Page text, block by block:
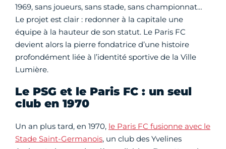
1969, sans joueurs, sans stade, sans championnat…
Le projet est clair : redonner à la capitale une
équipe à la hauteur de son statut. Le Paris FC
devient alors la pierre fondatrice d’une histoire
profondément liée à l’identité sportive de la Ville
Lumière.
Le PSG et le Paris FC : un seul
club en 1970
Un an plus tard, en 1970, le Paris FC fusionne avec le
Stade Saint-Germanois, un club des Yvelines